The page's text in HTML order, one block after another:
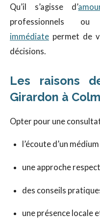
Qu’il s’agisse d’
professionnels
immédiate permet de
décisions.
Les raisons
Girardon à
Opter pour une
l’écoute d’un
une approche
des conseils
une présence locale